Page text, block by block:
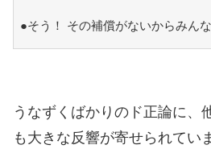
●そう！ その補償がないからみん
うなずくばかりのド正論に、
も大きな反響が寄せられてい